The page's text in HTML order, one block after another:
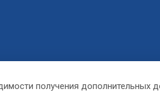
получения дополнительных